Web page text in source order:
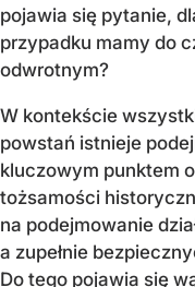
pojawia się pytanie,
przypadku mamy do
odwrotnym?
W kontekście
powstań istnieje
kluczowym punktem
tożsamości
na podejmowanie
a zupełnie
Do tego pojawia się